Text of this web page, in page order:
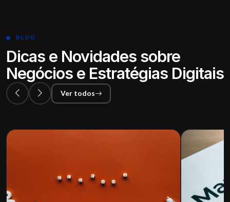
BLOG
Dicas e Novidades sobre
Negócios e Estratégias Digitais
Ver todos